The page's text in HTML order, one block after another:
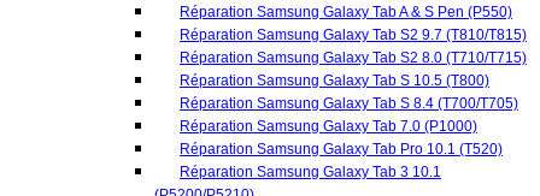
Réparation Samsung Galaxy Tab 3 Lite 7.0
(T110/T111/T113)
Réparation Samsung Galaxy Tab 2 10.1
(P5100/P5110)
Réparation Samsung Galaxy Tab 2 7.0
(P3100/P3110)
Réparation Samsung Galaxy J
Réparation Samsung Galaxy J8 2019 (J810F)